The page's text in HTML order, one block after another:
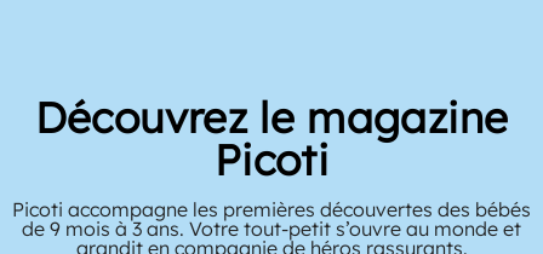
Découvrez le magazine
Picoti
Picoti accompagne les premières découvertes des bébés
de 9 mois à 3 ans. Votre tout-petit s’ouvre au monde et
grandit en compagnie de héros rassurants.